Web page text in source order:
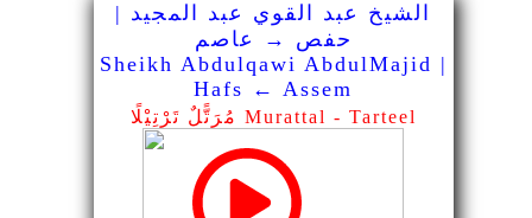
الشيخ عبد القوي عبد المجيد |
حفص → عاصم
Sheikh Abdulqawi AbdulMajid |
Hafs ← Assem
مُرَتًّلٌ تَرْتِيْلًا Murattal - Tarteel